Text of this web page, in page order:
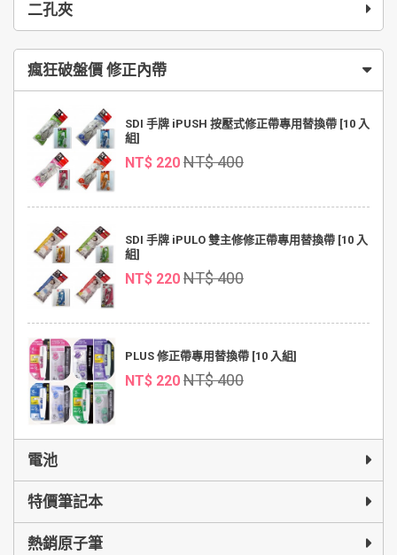
二孔夾
瘋狂破盤價 修正內帶
SDI 手牌 iPUSH 按壓式修正帶專用替換帶 [10 入
組]
NT$ 220 NT$ 400
SDI 手牌 iPULO 雙主修修正帶專用替換帶 [10 入
組]
NT$ 220 NT$ 400
PLUS 修正帶專用替換帶 [10 入組]
NT$ 220 NT$ 400
電池
特價筆記本
熱銷原子筆